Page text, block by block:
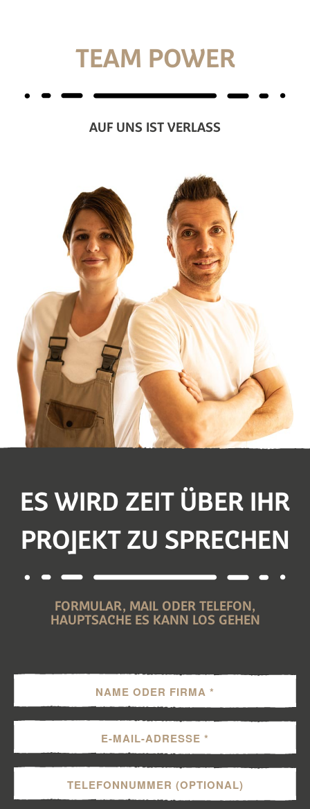
TEAM POWER
AUF UNS IST VERLASS
ES WIRD ZEIT ÜBER IHR
PROJEKT ZU SPRECHEN
FORMULAR, MAIL ODER TELEFON,
HAUPTSACHE ES KANN LOS GEHEN